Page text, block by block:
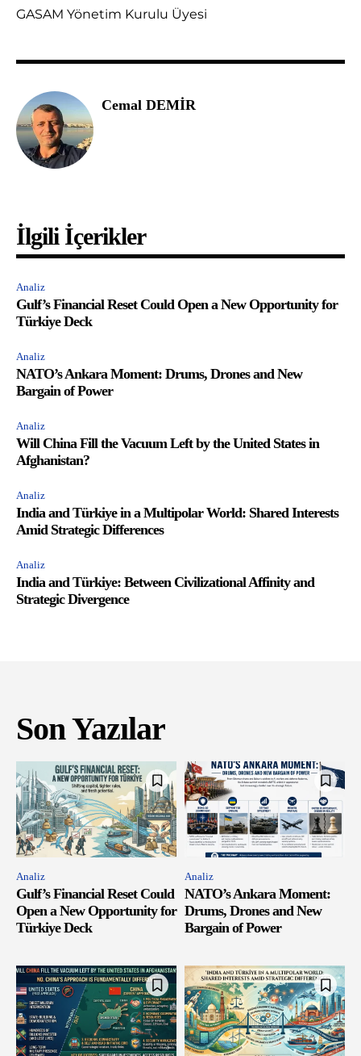
GASAM Yönetim Kurulu Üyesi
Cemal DEMİR
İlgili İçerikler
Analiz
Gulf’s Financial Reset Could Open a New Opportunity for
Türkiye Deck
Analiz
NATO’s Ankara Moment: Drums, Drones and New
Bargain of Power
Analiz
Will China Fill the Vacuum Left by the United States in
Afghanistan?
Analiz
India and Türkiye in a Multipolar World: Shared Interests
Amid Strategic Differences
Analiz
India and Türkiye: Between Civilizational Affinity and
Strategic Divergence
Son Yazılar
Analiz
Gulf’s Financial Reset Could
Open a New Opportunity for
Türkiye Deck
Analiz
NATO’s Ankara Moment:
Drums, Drones and New
Bargain of Power